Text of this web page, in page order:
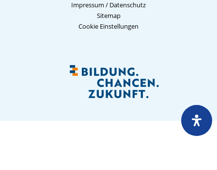
Impressum / Datenschutz
Sitemap
Cookie Einstellungen